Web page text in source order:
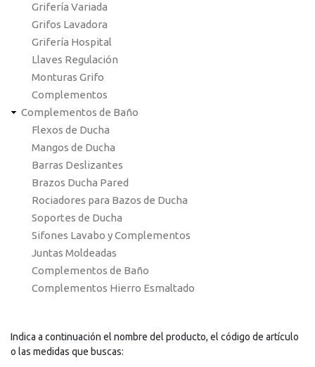
Grifería Variada
Grifos Lavadora
Grifería Hospital
Llaves Regulación
Monturas Grifo
Complementos
Complementos de Baño
Flexos de Ducha
Mangos de Ducha
Barras Deslizantes
Brazos Ducha Pared
Rociadores para Bazos de Ducha
Soportes de Ducha
Sifones Lavabo y Complementos
Juntas Moldeadas
Complementos de Baño
Complementos Hierro Esmaltado
Indica a continuación el nombre del producto, el código de artículo
o las medidas que buscas: